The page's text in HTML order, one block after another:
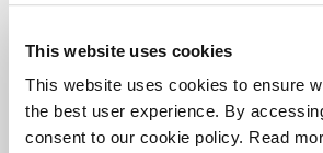
This website uses cookies
This website uses cookies to ensure
the best user experience. By
consent to our cookie policy. Read
et expertise avec l'embauche de cinq
nouvelles ressources